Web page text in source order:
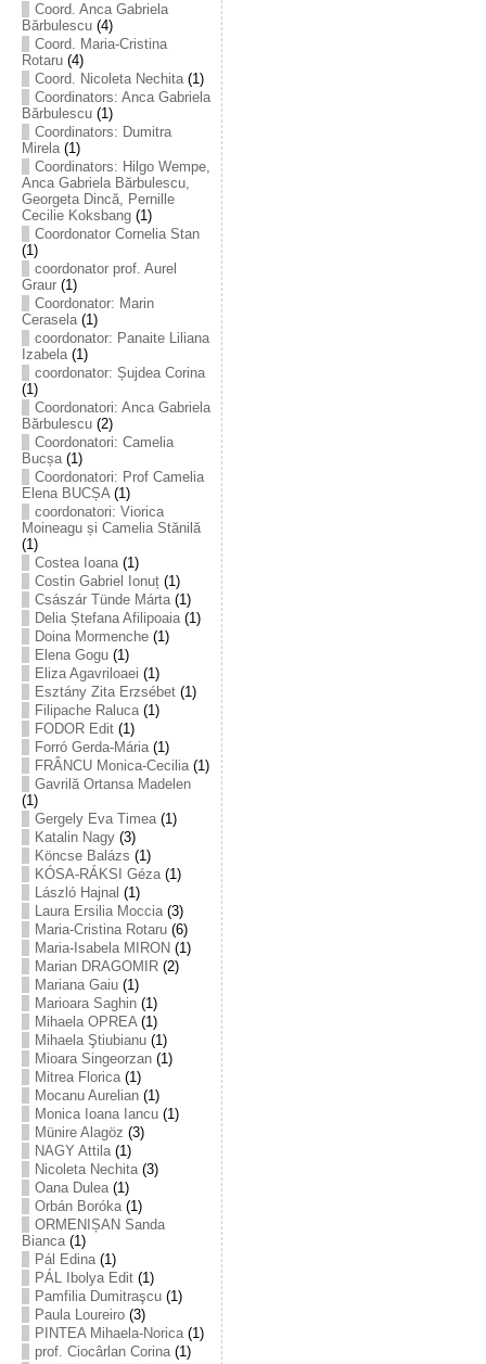
Coord. Anca Gabriela
Bărbulescu(4)
Coord. Maria-Cristina
Rotaru(4)
Coord. Nicoleta Nechita(1)
Coordinators: Anca Gabriela
Bărbulescu(1)
Coordinators: Dumitra
Mirela(1)
Coordinators: Hilgo Wempe,
Anca Gabriela Bărbulescu,
Georgeta Dincă, Pernille
Cecilie Koksbang(1)
Coordonator Cornelia Stan
(1)
coordonator prof. Aurel
Graur(1)
Coordonator: Marin
Cerasela(1)
coordonator: Panaite Liliana
Izabela(1)
coordonator: Șujdea Corina
(1)
Coordonatori: Anca Gabriela
Bărbulescu(2)
Coordonatori: Camelia
Bucșa(1)
Coordonatori: Prof Camelia
Elena BUCȘA(1)
coordonatori: Viorica
Moineagu și Camelia Stănilă
(1)
Costea Ioana(1)
Costin Gabriel Ionuț(1)
Császár Tünde Márta(1)
Delia Ștefana Afilipoaia(1)
Doina Mormenche(1)
Elena Gogu(1)
Eliza Agavriloaei (1)
Esztány Zita Erzsébet(1)
Filipache Raluca(1)
FODOR Edit(1)
Forró Gerda-Mária(1)
FRÂNCU Monica-Cecilia(1)
Gavrilă Ortansa Madelen
(1)
Gergely Eva Timea(1)
Katalin Nagy(3)
Köncse Balázs (1)
KÓSA-RÁKSI Géza(1)
László Hajnal (1)
Laura Ersilia Moccia(3)
Maria-Cristina Rotaru(6)
Maria-Isabela MIRON (1)
Marian DRAGOMIR(2)
Mariana Gaiu(1)
Marioara Saghin(1)
Mihaela OPREA(1)
Mihaela Ştiubianu(1)
Mioara Singeorzan(1)
Mitrea Florica(1)
Mocanu Aurelian(1)
Monica Ioana Iancu(1)
Münire Alagöz (3)
NAGY Attila(1)
Nicoleta Nechita(3)
Oana Dulea(1)
Orbán Boróka(1)
ORMENIȘAN Sanda
Bianca(1)
Pál Edina(1)
PÁL Ibolya Edit(1)
Pamfilia Dumitraşcu(1)
Paula Loureiro(3)
PINTEA Mihaela-Norica(1)
prof. Ciocârlan Corina(1)